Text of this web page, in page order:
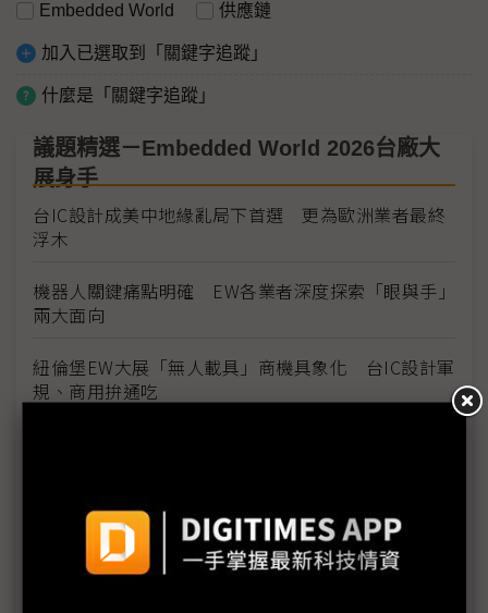
Embedded World
供應鏈
加入已選取到「關鍵字追蹤」
什麼是「關鍵字追蹤」
議題精選－Embedded World 2026台廠大
展身手
台IC設計成美中地緣亂局下首選 更為歐洲業者最終
浮木
機器人關鍵痛點明確 EW各業者深度探索「眼與手」
兩大面向
紐倫堡EW大展「無人載具」商機具象化 台IC設計軍
規、商用拚通吃
奇景前進Embedded World 掌靜脈辨識、無人機影
像瞄準歐洲需求